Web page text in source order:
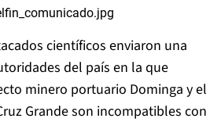
científicos enviaron una
del país en la que
minero portuario Dominga y el
Grande son incompatibles con